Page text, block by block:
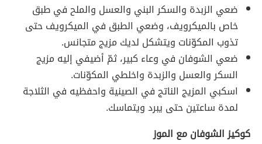
ضعي الزبدة والسكر البني والعسل والملح في طبق
خاص بالميكرويف، وضعي الطبق في الميكرويف حتى
تذوب المكوّنات ويتشكل لديك مزيج متجانس.
ضعي الشوفان في وعاء كبير، ثمّ أضيفي إليه مزيج
السكر والعسل والزبدة واخلطي المكوّنات.
اسكبي المزيج الناتج في الصينية واحفظيه في الثلاجة
لمدة ساعتين حتى يبرد ويتماسك.
كوكيز الشوفان مع الموز